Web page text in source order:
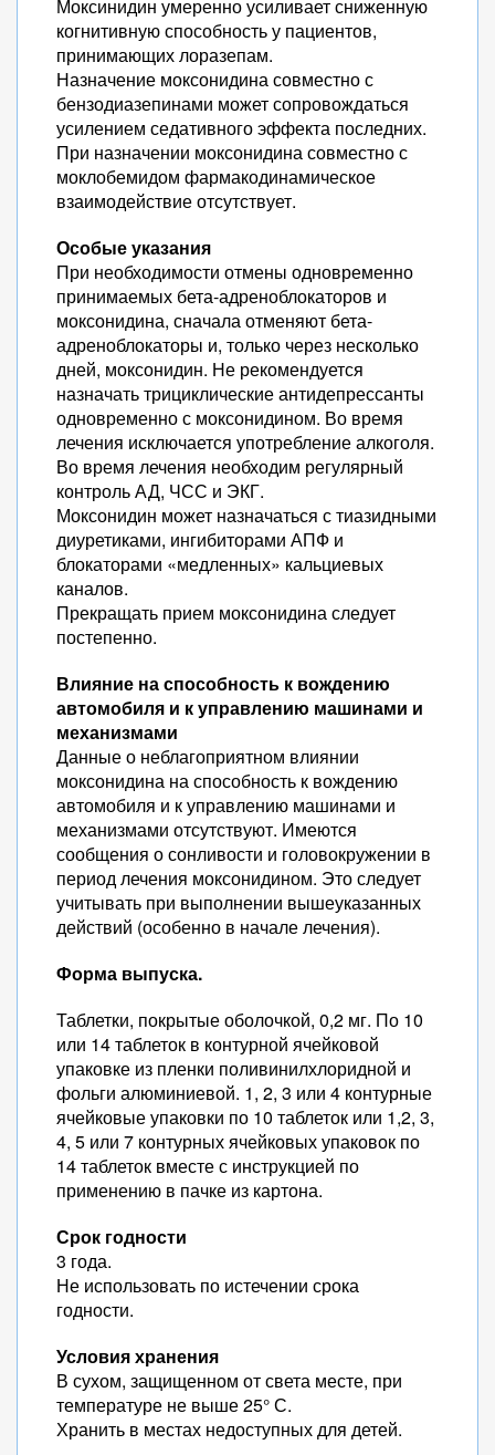
Моксинидин умеренно усиливает сниженную
когнитивную способность у пациентов,
принимающих лоразепам.
Назначение моксонидина совместно с
бензодиазепинами может сопровождаться
усилением седативного эффекта последних.
При назначении моксонидина совместно с
моклобемидом фармакодинамическое
взаимодействие отсутствует.
Особые указания
При необходимости отмены одновременно
принимаемых бета-адреноблокаторов и
моксонидина, сначала отменяют бета-
адреноблокаторы и, только через несколько
дней, моксонидин. Не рекомендуется
назначать трициклические антидепрессанты
одновременно с моксонидином. Во время
лечения исключается употребление алкоголя.
Во время лечения необходим регулярный
контроль АД, ЧСС и ЭКГ.
Моксонидин может назначаться с тиазидными
диуретиками, ингибиторами АПФ и
блокаторами «медленных» кальциевых
каналов.
Прекращать прием моксонидина следует
постепенно.
Влияние на способность к вождению
автомобиля и к управлению машинами и
механизмами
Данные о неблагоприятном влиянии
моксонидина на способность к вождению
автомобиля и к управлению машинами и
механизмами отсутствуют. Имеются
сообщения о сонливости и головокружении в
период лечения моксонидином. Это следует
учитывать при выполнении вышеуказанных
действий (особенно в начале лечения).
Форма выпуска.
Таблетки, покрытые оболочкой, 0,2 мг. По 10
или 14 таблеток в контурной ячейковой
упаковке из пленки поливинилхлоридной и
фольги алюминиевой. 1, 2, 3 или 4 контурные
ячейковые упаковки по 10 таблеток или 1,2, 3,
4, 5 или 7 контурных ячейковых упаковок по
14 таблеток вместе с инструкцией по
применению в пачке из картона.
Срок годности
3 года.
Не использовать по истечении срока
годности.
Условия хранения
В сухом, защищенном от света месте, при
температуре не выше 25° С.
Хранить в местах недоступных для детей.